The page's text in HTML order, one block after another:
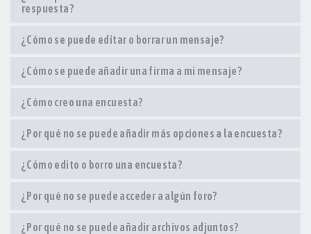
respuesta?
¿Cómo se puede editar o borrar un mensaje?
¿Cómo se puede añadir una firma a mi mensaje?
¿Cómo creo una encuesta?
¿Por qué no se puede añadir más opciones a la encuesta?
¿Cómo edito o borro una encuesta?
¿Por qué no se puede acceder a algún foro?
¿Por qué no se puede añadir archivos adjuntos?